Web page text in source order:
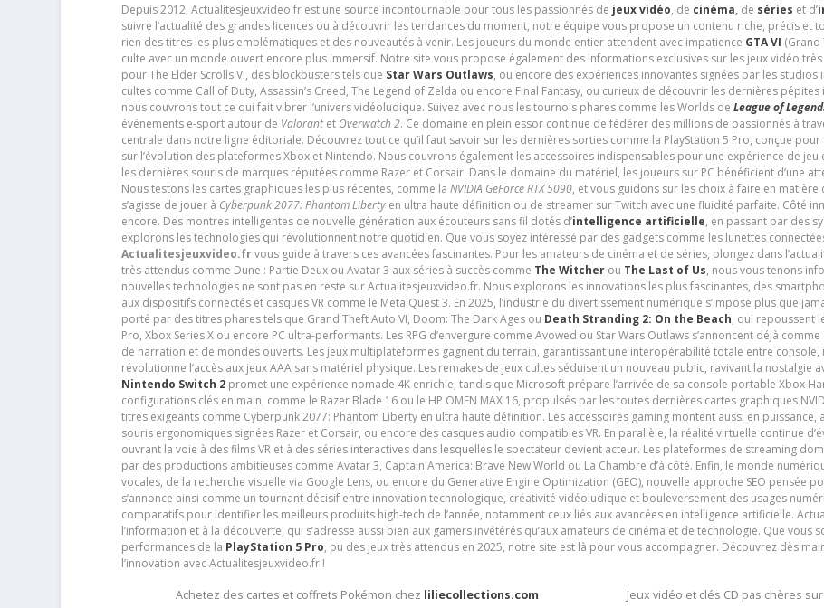
Depuis 2012, Actualitesjeuxvideo.fr est une source incontournable pour tous les passionnés de jeux vidéo, de cinéma,de séries et d’
suivre l’actualité des grandes licences ou à découvrir les tendances du moment, notre équipe vous propose un contenu riche, précis et
rien des titres les plus emblématiques et des nouveautés à venir. Les joueurs du monde entier attendent avec impatience GTA VI
culte avec un monde ouvert encore plus immersif. Notre site vous propose également des informations exclusives sur les jeux vidéo
pour The Elder Scrolls VI, des blockbusters tels que Star Wars Outlaws, ou encore des expériences innovantes signées par les
cultes comme Call of Duty, Assassin’s Creed, The Legend of Zelda ou encore Final Fantasy, ou curieux de découvrir les dernières
nous couvrons tout ce qui fait vibrer l’univers vidéoludique. Suivez avec nous les tournois phares comme les Worlds de League of
événements e-sport autour de Valorantet Overwatch 2. Ce domaine en plein essor continue de fédérer des millions de passionnés à
centrale dans notre ligne éditoriale. Découvrez tout ce qu’il faut savoir sur les dernières sorties comme la PlayStation 5 Pro, conçue
sur l’évolution des plateformes Xbox et Nintendo. Nous couvrons également les accessoires indispensables pour une expérience de
les dernières souris de marques réputées comme Razer et Corsair. Dans le domaine du matériel, les joueurs sur PC bénéficient d’une
Nous testons les cartes graphiques les plus récentes, comme la NVIDIA GeForce RTX 5090, et vous guidons sur les choix à faire en
s’agisse de jouer à Cyberpunk 2077: Phantom Libertyen ultra haute définition ou de streamer sur Twitch avec une fluidité parfaite. Côté
encore. Des montres intelligentes de nouvelle génération aux écouteurs sans fil dotés d’intelligence artificielle, en passant par des
explorons les technologies qui révolutionnent notre quotidien. Que vous soyez intéressé par des gadgets comme les lunettes
Actualitesjeuxvideo.frvous guide à travers ces avancées fascinantes. Pour les amateurs de cinéma et de séries, plongez dans
très attendus comme Dune : Partie Deux ou Avatar 3 aux séries à succès comme The Witcherou The Last of Us, nous vous tenons
nouvelles technologies ne sont pas en reste sur Actualitesjeuxvideo.fr. Nous explorons les innovations les plus fascinantes, des
aux dispositifs connectés et casques VR comme le Meta Quest 3. En 2025, l’industrie du divertissement numérique s’impose plus que
porté par des titres phares tels que Grand Theft Auto VI, Doom: The Dark Ages ou Death Stranding 2: On the Beach, qui repoussent
Pro, Xbox Series X ou encore PC ultra-performants. Les RPG d’envergure comme Avowed ou Star Wars Outlaws s’annoncent déjà
de narration et de mondes ouverts. Les jeux multiplateformes gagnent du terrain, garantissant une interopérabilité totale entre console,
révolutionne l’accès aux jeux AAA sans matériel physique. Les remakes de jeux cultes séduisent un nouveau public, ravivant la nostalgie
Nintendo Switch 2promet une expérience nomade 4K enrichie, tandis que Microsoft prépare l’arrivée de sa console portable Xbox
configurations clés en main, comme le Razer Blade 16 ou le HP OMEN MAX 16, propulsés par les toutes dernières cartes graphiques
titres exigeants comme Cyberpunk 2077: Phantom Liberty en ultra haute définition. Les accessoires gaming montent aussi en
souris ergonomiques signées Razer et Corsair, ou encore des casques audio compatibles VR. En parallèle, la réalité virtuelle continue
ouvrant la voie à des films VR et à des séries interactives dans lesquelles le spectateur devient acteur. Les plateformes de streaming
par des productions ambitieuses comme Avatar 3, Captain America: Brave New World ou La Chambre d’à côté. Enfin, le monde
vocales, de la recherche visuelle via Google Lens, ou encore du Generative Engine Optimization (GEO), nouvelle approche SEO pensée
s’annonce ainsi comme un tournant décisif entre innovation technologique, créativité vidéoludique et bouleversement des usages
comparatifs pour identifier les meilleurs produits high-tech de l’année, notamment ceux liés aux avancées en intelligence artificielle.
l’information et à la découverte, qui s’adresse aussi bien aux gamers invétérés qu’aux amateurs de cinéma et de technologie. Que
performances de la PlayStation 5 Pro, ou des jeux très attendus en 2025, notre site est là pour vous accompagner. Découvrez dès
l’innovation avec Actualitesjeuxvideo.fr !
Achetez des cartes et coffrets Pokémon chez liliecollections.com Jeux vidéo et clés CD pas chères sur